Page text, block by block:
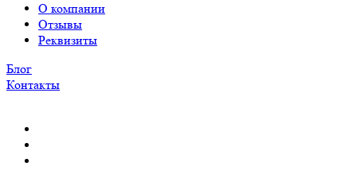
О компании
Отзывы
Реквизиты
Блог
Контакты